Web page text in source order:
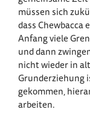
müssen sich
dass Chewbacca
Anfang viele
und dann
nicht wieder in
Grunderziehung
gekommen,
arbeiten.